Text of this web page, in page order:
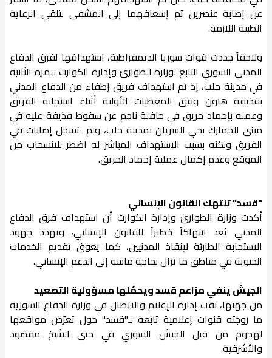
عن إصابة عنصرين تم إسعافهما إلى المشفى لتلقي الرعاية
الطبية اللازمة.
ولاحقاً جددت قوات سوريا الديمقراطية، استهدافها لفرق الدفاع
المدني السوري التابع لوزارة الطوارئ وإدارة الكوارث للمرة الثانية
في مدينة حلب، إذ تم استهداف فريق إطفاء من الدفاع المدني
بقذيفة هاون وفق المعطيات الأولية أثناء استجابة الفريق
وعمله بإخماد حريق في حافلة ناجم عن سقوط قذيفة عليه في
مبنى الجمارك بحي السريان بمدينة حلب، ولم تسجل إصابات في
الفريق ولكنه بسبب الاستهداف المباشر له اضطر للانسحاب من
الموقع وعدم إكمال عملية إخماد الحريق.
"قسد" تنتهك القانون الإنساني
أكدت وزارة الطوارئ وإدارة الكوارث أن استهداف فرق الدفاع
المدني يُعد انتهاكاً خطيراً للقانون الإنساني، ويهدد جهود
الاستجابة الطارئة لإنقاذ المدنيين، كما يعوق تقديم الخدمات
الحيوية في مناطق ما تزال بحاجة ماسة إلى الدعم الإنساني.
الجيش ينفي مزاعم قسد ويحمّلها مسؤولية التصعيد
من جهتها، نفت إدارة الإعلام والاتصال في وزارة الدفاع السورية
ما روجته قنوات إعلامية تابعة لـ"قسد" حول تعرّض مواقعها
لهجوم من قبل الجيش السوري في حيي الشيخ مقصود
والأشرفية.